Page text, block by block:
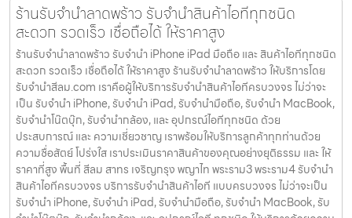
ร้านรับจำนำลาดพร้าว รับจำนำสินค้าไอทีทุกชนิด
สะดวก รวดเร็ว เชื่อถือได้ ให้ราคาสูง
ร้านรับจำนำลาดพร้าว รับจำนำ iPhone iPad มือถือ และ สินค้าไอทีทุกชนิด
สะดวก รวดเร็ว เชื่อถือได้ ให้ราคาสูง ร้านรับจำนำลาดพร้าว ให้บริการโดย
รับจํานําสีลม.com เราคือผู้ให้บริการรับจำนำสินค้าไอทีครบวงจร ไม่ว่าจะ
เป็น รับจำนำ iPhone, รับจำนำ iPad, รับจำนำมือถือ, รับจำนำ MacBook,
รับจำนำโน๊ตบุ๊ก, รับจำนำกล้อง, และ อุปกรณ์ไอทีทุกชนิด ด้วย
ประสบการณ์ และ ความเชี่ยวชาญ เราพร้อมให้บริการลูกค้าทุกท่านด้วย
ความซื่อสัตย์ โปร่งใส เราประเมินราคาสินค้าของคุณอย่างยุติธรรม และ ให้
ราคาที่สูง พื้นที่ สีลม สาทร เจริญกรุง พญาไท พระราม3 พระราม4 รับจำนำ
สินค้าไอทีครบวงจร บริการรับจำนำสินค้าไอที แบบครบวงจร ไม่ว่าจะเป็น
รับจำนำ iPhone, รับจำนำ iPad, รับจำนำมือถือ, รับจำนำ MacBook, รับ